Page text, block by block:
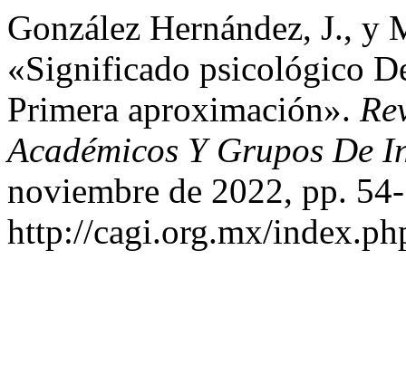
González Hernández, J., y
«Significado psicológico
Primera aproximación».
Académicos Y Grupos De
noviembre de 2022, pp.
http://cagi.org.mx/